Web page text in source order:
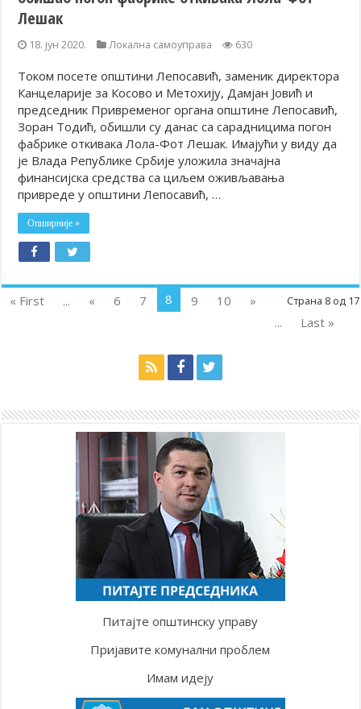
Лешак
18. јун 2020. Локална самоуправа 630
Током посете општини Лепосавић, заменик директора
Канцеларије за Косово и Метохију, Дамјан Јовић и
председник Привременог органа општине Лепосавић,
Зоран Тодић, обишли су данас са сарадницима погон
фабрике откивака Лола-Фот Лешак. Имајући у виду да
је Влада Републике Србије уложила значајна
финансијска средства са циљем оживљавања
привреде у општини Лепосавић, …
Опширније »
Страна 8 од 17
« First ... « 6 7 8 9 10
»
...
Last »
Питајте општинску управу
Пријавите комунални проблем
Имам идеју